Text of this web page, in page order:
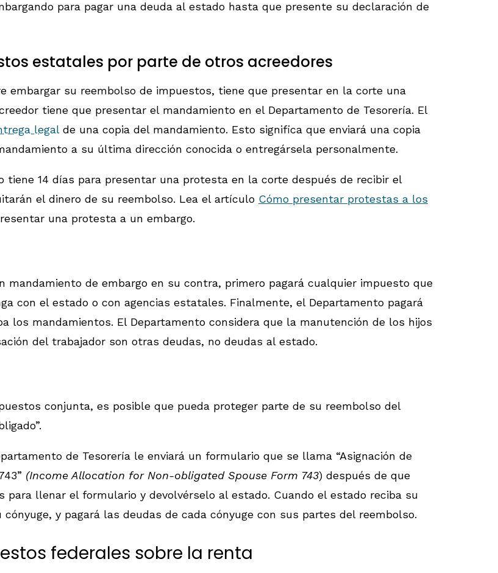
para pagar una deuda al estado hasta que presente su declaración de
estatales por parte de otros acreedores
embargar su reembolso de impuestos, tiene que presentar en la corte una
tiene que presentar el mandamiento en el Departamento de Tesorería. El
legalde una copia del mandamiento. Esto significa que enviará una copia
a su última dirección conocida o entregársela personalmente.
tiene 14 días para presentar una protesta en la corte después de recibir el
el dinero de su reembolso. Lea el artículo Cómo presentar protestas a los
una protesta a un embargo.
mandamiento de embargo en su contra, primero pagará cualquier impuesto que
con el estado o con agencias estatales. Finalmente, el Departamento pagará
los mandamientos. El Departamento considera que la manutención de los hijos
del trabajador son otras deudas, no deudas al estado.
conjunta, es posible que pueda proteger parte de su reembolso del
de Tesorería le enviará un formulario que se llama “Asignación de
(Income Allocation for Non-obligated Spouse Form 743) después de que
para llenar el formulario y devolvérselo al estado. Cuando el estado reciba su
y pagará las deudas de cada cónyuge con sus partes del reembolso.
federales sobre la renta